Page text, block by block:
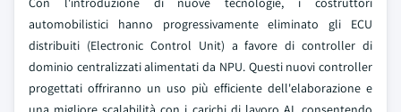
automobilistici hanno progressivamente eliminato gli ECU
distribuiti (Electronic Control Unit) a favore di controller di
dominio centralizzati alimentati da NPU. Questi nuovi controller
progettati offriranno un uso più efficiente dell'elaborazione e